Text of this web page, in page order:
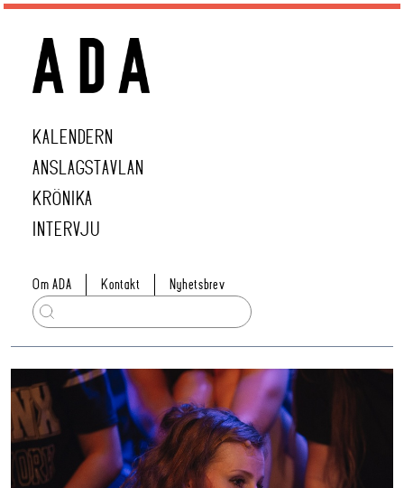
KALENDERN
ANSLAGSTAVLAN
KRÖNIKA
INTERVJU
Om ADA Kontakt Nyhetsbrev